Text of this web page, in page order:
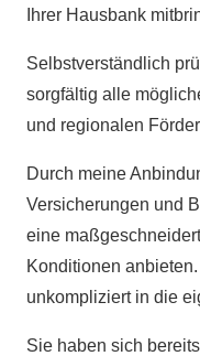
Ihrer Hausbank
Selbstverständlich
sorgfältig alle
und regionalen
Durch meine
Versicherungen und
eine
Konditionen
unkompliziert in die
Sie haben sich